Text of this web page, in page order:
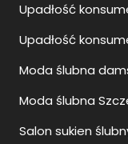
Upadłość
Upadłość
Moda ślubna
Moda ślubna
Salon sukien